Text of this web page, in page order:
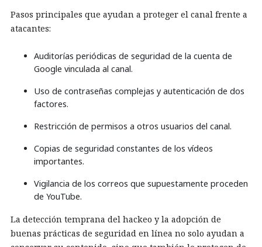
Pasos principales que ayudan a proteger el canal frente a
atacantes:
Auditorías periódicas de seguridad de la cuenta de
Google vinculada al canal.
Uso de contraseñas complejas y autenticación de dos
factores.
Restricción de permisos a otros usuarios del canal.
Copias de seguridad constantes de los vídeos
importantes.
Vigilancia de los correos que supuestamente proceden
de YouTube.
La detección temprana del hackeo y la adopción de
buenas prácticas de seguridad en línea no solo ayudan a